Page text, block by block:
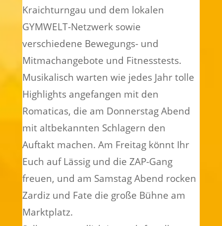
Kraichturngau und dem lokalen
GYMWELT-Netzwerk sowie
verschiedene Bewegungs- und
Mitmachangebote und Fitnesstests.
Musikalisch warten wie jedes Jahr tolle
Highlights angefangen mit den
Romaticas, die am Donnerstag Abend
mit altbekannten Schlagern den
Auftakt machen. Am Freitag könnt Ihr
Euch auf Lässig und die ZAP-Gang
freuen, und am Samstag Abend rocken
Zardiz und Fate die große Bühne am
Marktplatz.